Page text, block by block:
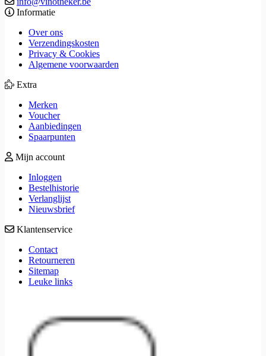
Informatie
Over ons
Verzendingskosten
Privacy & Cookies
Algemene voorwaarden
Extra
Merken
Voucher
Aanbiedingen
Spaarpunten
Mijn account
Inloggen
Bestelhistorie
Verlanglijst
Nieuwsbrief
Klantenservice
Contact
Retourneren
Sitemap
Leuke links